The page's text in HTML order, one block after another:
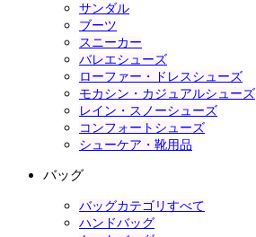
サンダル
ブーツ
スニーカー
バレエシューズ
ローファー・ドレスシューズ
モカシン・カジュアルシューズ
レイン・スノーシューズ
コンフォートシューズ
シューケア・靴用品
バッグ
バッグカテゴリすべて
ハンドバッグ